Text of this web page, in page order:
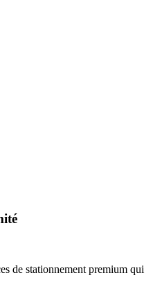
de stationnement premium qui